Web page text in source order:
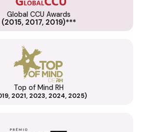
Global CCU Awards
(2015, 2017, 2019)***
Top of Mind RH
2021, 2023, 2024, 2025)